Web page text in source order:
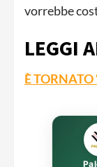
vorrebbe
LEGGI
È